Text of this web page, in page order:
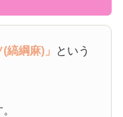
縞綱麻)」 という